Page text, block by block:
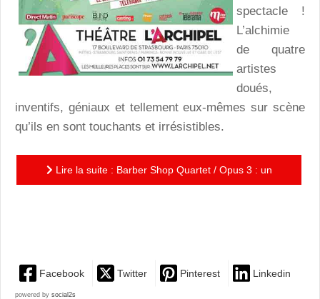
spectacle !
L’alchimie
de quatre
artistes
doués,
inventifs, géniaux et tellement eux-mêmes sur scène
qu’ils en sont touchants et irrésistibles.
Lire la suite : Barber Shop Quartet / Opus 3 : un
Facebook Twitter Pinterest Linkedin
powered by social2s